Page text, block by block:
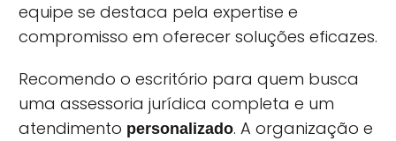
equipe se destaca pela expertise e
compromisso em oferecer soluções eficazes.
Recomendo o escritório para quem busca
uma assessoria jurídica completa e um
atendimento personalizado. A organização e